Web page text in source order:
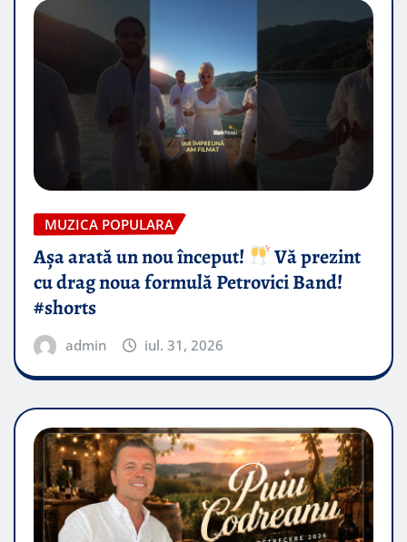
MUZICA POPULARA
Așa arată un nou început!
Vă prezint
cu drag noua formulă Petrovici Band!
#shorts
admin iul. 31, 2026